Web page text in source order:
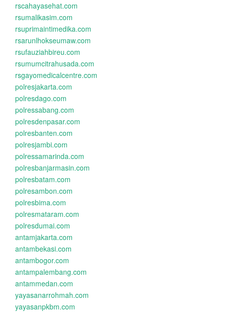
rscahayasehat.com
rsumalikasim.com
rsuprimaintimedika.com
rsarunlhokseumaw.com
rsufauziahbireu.com
rsumumcitrahusada.com
rsgayomedicalcentre.com
polresjakarta.com
polresdago.com
polressabang.com
polresdenpasar.com
polresbanten.com
polresjambi.com
polressamarinda.com
polresbanjarmasin.com
polresbatam.com
polresambon.com
polresbima.com
polresmataram.com
polresdumai.com
antamjakarta.com
antambekasi.com
antambogor.com
antampalembang.com
antammedan.com
yayasanarrohmah.com
yayasanpkbm.com